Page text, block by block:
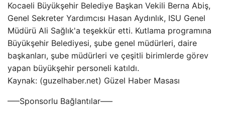
Kocaeli Büyükşehir Belediye Başkan Vekili Berna Abiş,
Genel Sekreter Yardımcısı Hasan Aydınlık, ISU Genel
Müdürü Ali Sağlık'a teşekkür etti. Kutlama programına
Büyükşehir Belediyesi, şube genel müdürleri, daire
başkanları, şube müdürleri ve çeşitli birimlerde görev
yapan büyükşehir personeli katıldı.
Kaynak: (guzelhaber.net) Güzel Haber Masası
—–Sponsorlu Bağlantılar—–